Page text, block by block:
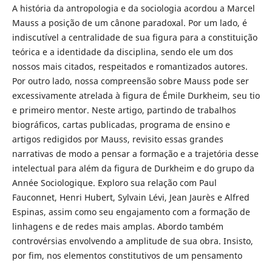
A história da antropologia e da sociologia acordou a Marcel
Mauss a posição de um cânone paradoxal. Por um lado, é
indiscutível a centralidade de sua figura para a constituição
teórica e a identidade da disciplina, sendo ele um dos
nossos mais citados, respeitados e romantizados autores.
Por outro lado, nossa compreensão sobre Mauss pode ser
excessivamente atrelada à figura de Émile Durkheim, seu tio
e primeiro mentor. Neste artigo, partindo de trabalhos
biográficos, cartas publicadas, programa de ensino e
artigos redigidos por Mauss, revisito essas grandes
narrativas de modo a pensar a formação e a trajetória desse
intelectual para além da figura de Durkheim e do grupo da
Année Sociologique. Exploro sua relação com Paul
Fauconnet, Henri Hubert, Sylvain Lévi, Jean Jaurès e Alfred
Espinas, assim como seu engajamento com a formação de
linhagens e de redes mais amplas. Abordo também
controvérsias envolvendo a amplitude de sua obra. Insisto,
por fim, nos elementos constitutivos de um pensamento